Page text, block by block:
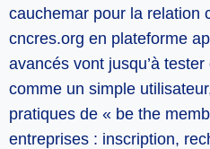
cauchemar pour la relation
cncres.org en plateforme
avancés vont jusqu’à
comme un simple
pratiques de « be the
entreprises : inscription,